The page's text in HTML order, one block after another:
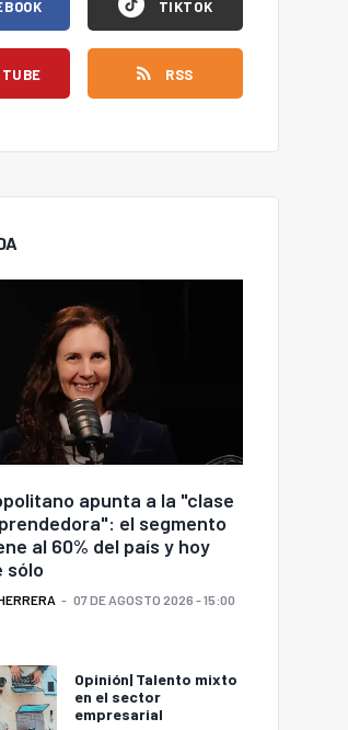
TIKTOK
RSS
apunta a la "clase
el segmento
al 60% del país y hoy
sólo
07 DE AGOSTO 2026 - 15:00
Opinión| Talento mixto
en el sector
empresarial